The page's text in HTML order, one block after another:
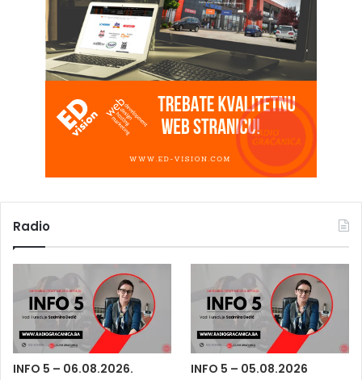
Radio
INFO 5 – 06.08.2026. INFO 5 – 05.08.2026